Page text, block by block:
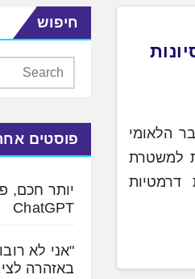
הלאומי
למשטרת
דרמטיות
חיפוש
פוסטים
יותר חכם,
ChatGPT
"אני לא
באזהרה